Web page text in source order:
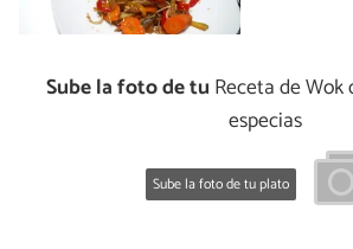
Sube la foto de tu Receta de
especias
Sube la foto de tu plato